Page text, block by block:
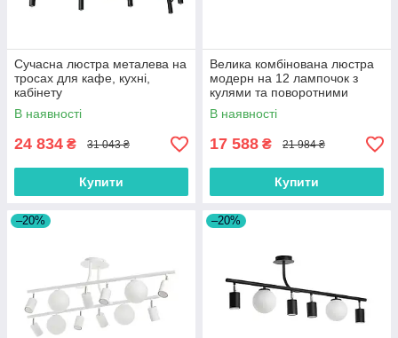
Сучасна люстра металева на
тросах для кафе, кухні,
кабінету
В наявності
24 834 ₴ 31 043 ₴
Купити
Велика комбінована люстра
модерн на 12 лампочок з
кулями та поворотними
тубусами
В наявності
17 588 ₴ 21 984 ₴
Купити
–20% –20%